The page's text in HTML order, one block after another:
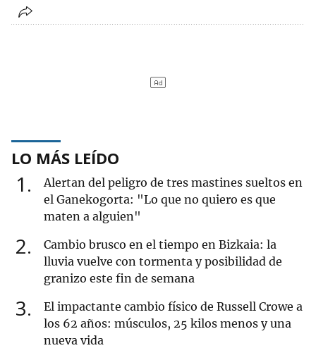
LO MÁS LEÍDO
1
Alertan del peligro de tres mastines sueltos en
el Ganekogorta: "Lo que no quiero es que
maten a alguien"
2
Cambio brusco en el tiempo en Bizkaia: la
lluvia vuelve con tormenta y posibilidad de
granizo este fin de semana
3
El impactante cambio físico de Russell Crowe a
los 62 años: músculos, 25 kilos menos y una
nueva vida